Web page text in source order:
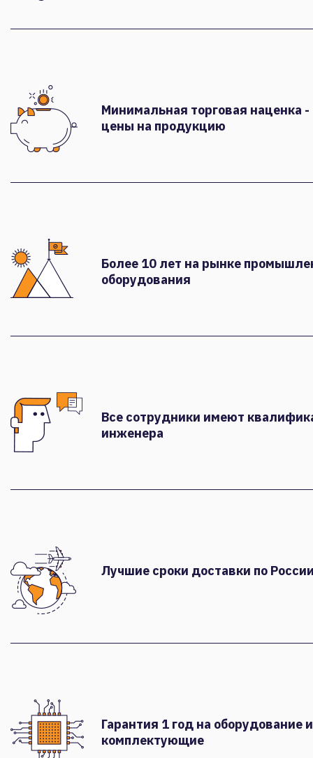
Минимальная торговая наценка
цены на продукцию
Более 10 лет на рынке
оборудования
Все сотрудники имеют
инженера
Лучшие сроки доставки по
Гарантия 1 год на оборудование и
комплектующие